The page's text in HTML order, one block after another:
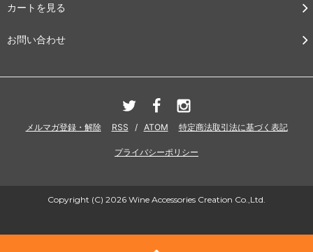
カートを見る
お問い合わせ
メルマガ登録・解除 RSS / ATOM 特定商法取引法に基づく表記
プライバシーポリシー
Copyright (C) 2026 Wine Accessories Creation Co.,Ltd.